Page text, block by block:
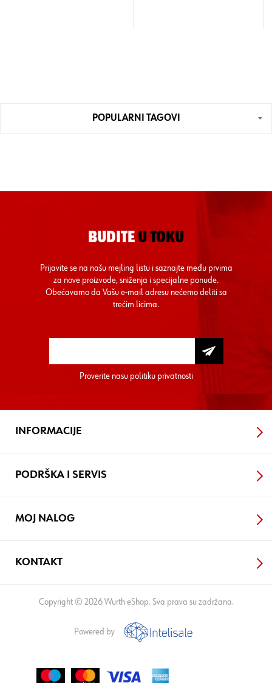
POPULARNI TAGOVI
BUDITE U TOKU
Prijavite se na našu mejling listu i saznajte među prvima
za nove proizvode, sniženja i specijalne ponude.
Obećavamo da Vašu e-mail adresu nećemo deliti sa
trećim licima.
Proverite nasu politiku privatnosti
INFORMACIJE
PODRŠKA I SERVIS
MOJ NALOG
KONTAKT
Copyright © 2026 Wurth eShop. Sva prava su zadržana.
Powered by